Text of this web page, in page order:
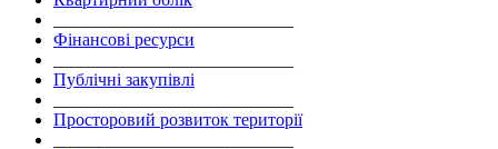
Фінансові ресурси
Публічні закупівлі
Просторовий розвиток території